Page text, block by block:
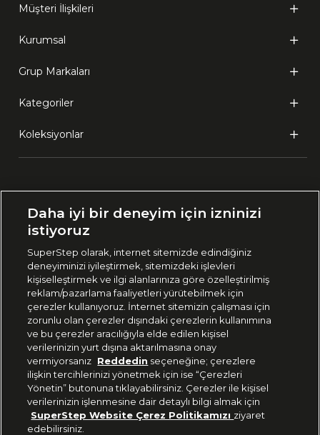
Müşteri İlişkileri
Kurumsal
Grup Markaları
Kategoriler
Koleksiyonlar
🇹🇷 Türkiye
444 37 36
Uygulamadan Takip Edin
Bizi Takip Edin
Daha iyi bir deneyim için izninizi
istiyoruz
SuperStep olarak, internet sitemizde edindiğiniz
deneyiminizi iyileştirmek, sitemizdeki işlevleri
kişiselleştirmek ve ilgi alanlarınıza göre özelleştirilmiş
reklam/pazarlama faaliyetleri yürütebilmek için
çerezler kullanıyoruz. İnternet sitemizin çalışması için
zorunlu olan çerezler dışındaki çerezlerin kullanımına
ve bu çerezler aracılığıyla elde edilen kişisel
verilerinizin yurt dışına aktarılmasına onay
vermiyorsanız Reddedin seçeneğine; çerezlere
ilişkin tercihlerinizi yönetmek için ise “Çerezleri
Yönetin” butonuna tıklayabilirsiniz. Çerezler ile kişisel
verilerinizin işlenmesine dair detaylı bilgi almak için
SuperStep Website Çerez Politikamızı ziyaret
edebilirsiniz.